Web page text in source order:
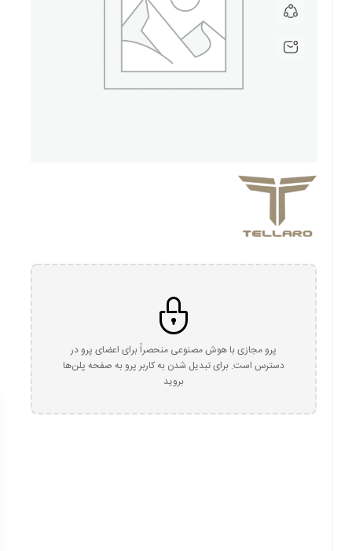
پرو مجازی با هوش مصنوعی منحصراً برای اعضای پرو در
دسترس است. برای تبدیل شدن به کاربر پرو به صفحه پلن‌ها
بروید